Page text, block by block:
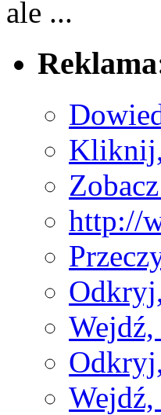
ale ...
Kliknij,
http://